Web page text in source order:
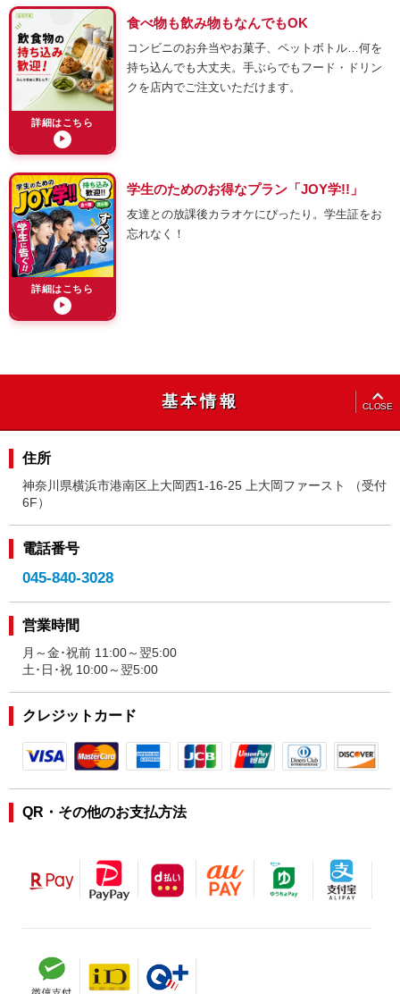
詳細はこちら
▶
食べ物も飲み物もなんでもOK
コンビニのお弁当やお菓子、ペットボトル…何を
持ち込んでも大丈夫。手ぶらでもフード・ドリン
クを店内でご注文いただけます。
詳細はこちら
▶
学生のためのお得なプラン「JOY学!!」
友達との放課後カラオケにぴったり。学生証をお
忘れなく！
基本情報 CLOSE
住所
神奈川県横浜市港南区上大岡西1-16-25 上大岡ファースト （受付
6F）
電話番号
045-840-3028
営業時間
月～金･祝前 11:00～翌5:00
土･日･祝 10:00～翌5:00
クレジットカード
QR・その他のお支払方法